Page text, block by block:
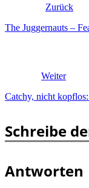
Zurück
The Juggernauts –
Weiter
Catchy, nicht
Schreibe
Antworten